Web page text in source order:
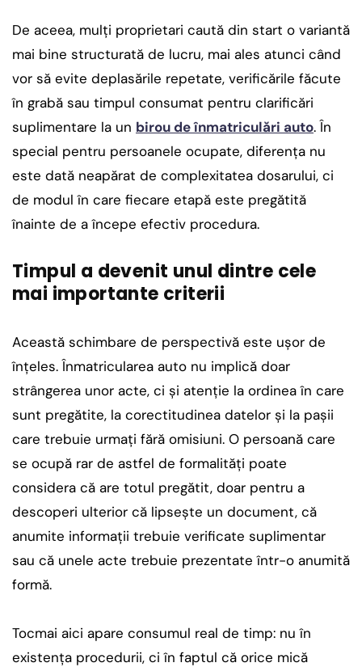
De aceea, mulți proprietari caută din start o variantă
mai bine structurată de lucru, mai ales atunci când
vor să evite deplasările repetate, verificările făcute
în grabă sau timpul consumat pentru clarificări
suplimentare la un birou de înmatriculări auto. În
special pentru persoanele ocupate, diferența nu
este dată neapărat de complexitatea dosarului, ci
de modul în care fiecare etapă este pregătită
înainte de a începe efectiv procedura.
Timpul a devenit unul dintre cele
mai importante criterii
Această schimbare de perspectivă este ușor de
înțeles. Înmatricularea auto nu implică doar
strângerea unor acte, ci și atenție la ordinea în care
sunt pregătite, la corectitudinea datelor și la pașii
care trebuie urmați fără omisiuni. O persoană care
se ocupă rar de astfel de formalități poate
considera că are totul pregătit, doar pentru a
descoperi ulterior că lipsește un document, că
anumite informații trebuie verificate suplimentar
sau că unele acte trebuie prezentate într-o anumită
formă.
Tocmai aici apare consumul real de timp: nu în
existența procedurii, ci în faptul că orice mică